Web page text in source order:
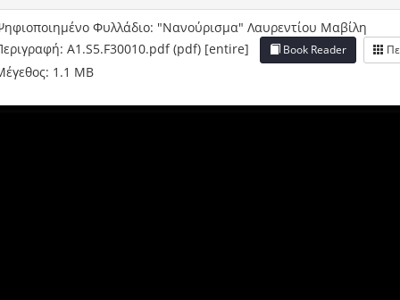
Φυλλάδιο: "Νανούρισμα" Λαυρεντίου Μαβίλη
A1.S5.F30010.pdf (pdf) [entire]
Book Reader
1.1 MB